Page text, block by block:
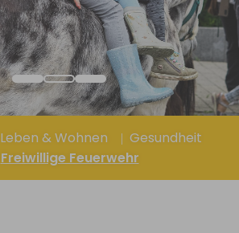
Leben & Wohnen
Gesundheit
Freiwillige Feuerwehr